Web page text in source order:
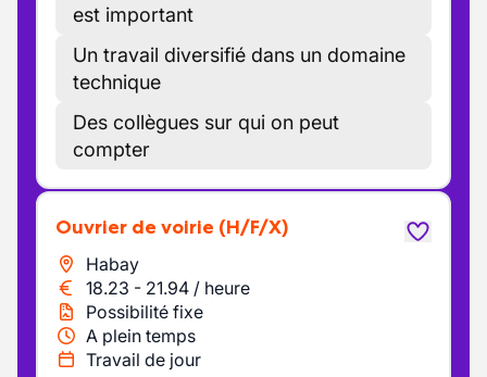
est important
Un travail diversifié dans un domaine
technique
Des collègues sur qui on peut
compter
Ouvrier de voirie (H/F/X)
Habay
18.23 - 21.94 / heure
Possibilité fixe
A plein temps
Travail de jour